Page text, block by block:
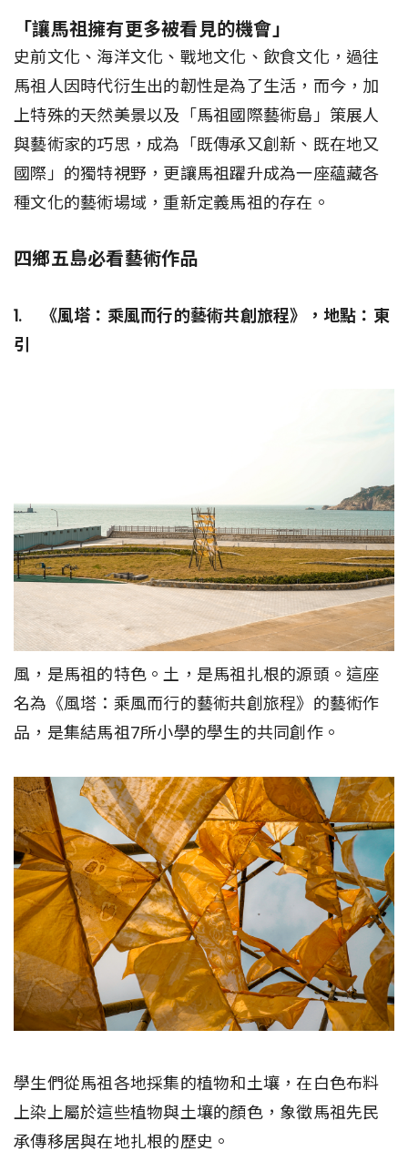
「讓馬祖擁有更多被看見的機會」
史前文化、海洋文化、戰地文化、飲食文化，過往
馬祖人因時代衍生出的韌性是為了生活，而今，加
上特殊的天然美景以及「馬祖國際藝術島」策展人
與藝術家的巧思，成為「既傳承又創新、既在地又
國際」的獨特視野，更讓馬祖躍升成為一座蘊藏各
種文化的藝術場域，重新定義馬祖的存在。
四鄉五島必看藝術作品
1. 《風塔：乘風而行的藝術共創旅程》，地點：東
引
風，是馬祖的特色。土，是馬祖扎根的源頭。這座
名為《風塔：乘風而行的藝術共創旅程》的藝術作
品，是集結馬祖7所小學的學生的共同創作。
學生們從馬祖各地採集的植物和土壤，在白色布料
上染上屬於這些植物與土壤的顏色，象徵馬祖先民
承傳移居與在地扎根的歷史。